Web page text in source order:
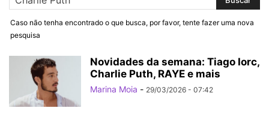
Caso não tenha encontrado o que busca, por favor, tente fazer uma nova
pesquisa
Novidades da semana: Tiago Iorc,
Charlie Puth, RAYE e mais
Marina Moia - 29/03/2026 - 07:42